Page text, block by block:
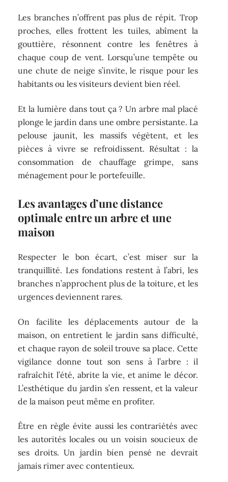
Les branches n’offrent pas plus de répit. Trop
proches, elles frottent les tuiles, abîment la
gouttière, résonnent contre les fenêtres à
chaque coup de vent. Lorsqu’une tempête ou
une chute de neige s’invite, le risque pour les
habitants ou les visiteurs devient bien réel.
Et la lumière dans tout ça ? Un arbre mal placé
plonge le jardin dans une ombre persistante. La
pelouse jaunit, les massifs végètent, et les
pièces à vivre se refroidissent. Résultat : la
consommation de chauffage grimpe, sans
ménagement pour le portefeuille.
Les avantages d’une distance
optimale entre un arbre et une
maison
Respecter le bon écart, c’est miser sur la
tranquillité. Les fondations restent à l’abri, les
branches n’approchent plus de la toiture, et les
urgences deviennent rares.
On facilite les déplacements autour de la
maison, on entretient le jardin sans difficulté,
et chaque rayon de soleil trouve sa place. Cette
vigilance donne tout son sens à l’arbre : il
rafraîchit l’été, abrite la vie, et anime le décor.
L’esthétique du jardin s’en ressent, et la valeur
de la maison peut même en profiter.
Être en règle évite aussi les contrariétés avec
les autorités locales ou un voisin soucieux de
ses droits. Un jardin bien pensé ne devrait
jamais rimer avec contentieux.